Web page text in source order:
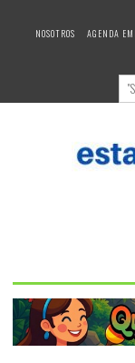
NOSOTROS
AGENDA